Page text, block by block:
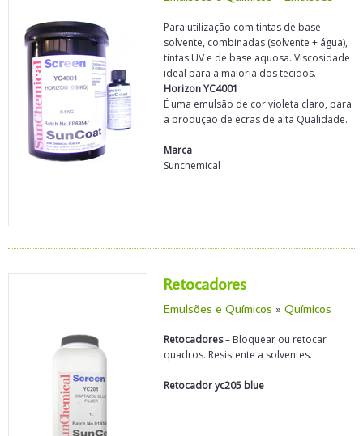
Para utilização com tintas de base
solvente, combinadas (solvente + água),
tintas UV e de base aquosa. Viscosidade
ideal para a maioria dos tecidos.
Horizon YC4001
É uma emulsão de cor violeta claro, para
a produção de ecrãs de alta Qualidade.
Marca
Sunchemical
Retocadores
Emulsões e Químicos » Químicos
Retocadores– Bloquear ou retocar
quadros. Resistente a solventes.
Retocador yc205 blue